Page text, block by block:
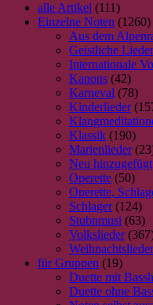
Produktseite
alle Artikel (111)
Einzelne Noten (1260)
Aus dem
Geistliche Lieder
Internationale
Kanons (42)
Karneval (78)
Kinderlieder
Klassik (190)
Marienlieder
Neu hinzugefügt
Operette (50)
Operette,
Schlager (124)
Stubnmusi (63)
Volkslieder
Weihnachtslieder
für Gruppen (19)
Duette mit
Duette ohne
Chat Support